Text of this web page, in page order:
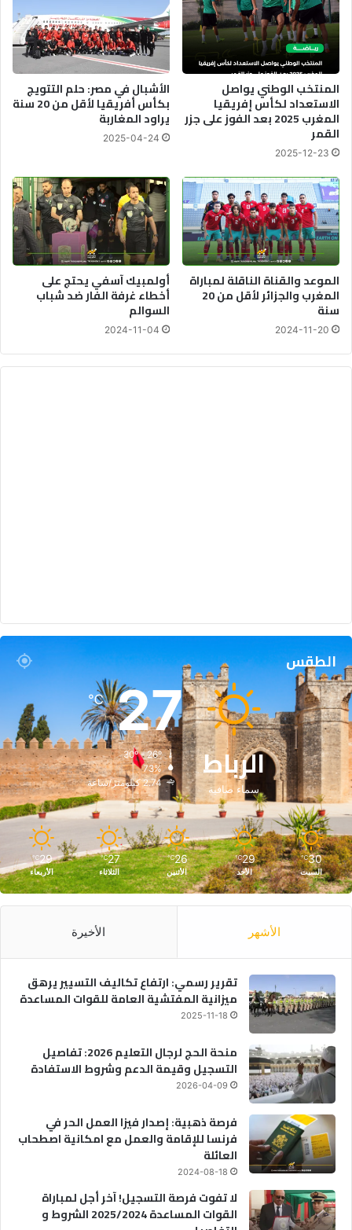
المنتخب الوطني يواصل
الاستعداد لكأس إفريقيا
المغرب 2025 بعد الفوز على جزر
القمر
2025-12-23
الأشبال في مصر: حلم التتويج
بكأس أفريقيا لأقل من 20 سنة
يراود المغاربة
2025-04-24
الموعد والقناة الناقلة لمباراة
المغرب والجزائر لأقل من 20
سنة
2024-11-20
أولمبيك آسفي يحتج على
أخطاء غرفة الفار ضد شباب
السوالم
2024-11-04
الطقس
الرباط
سماء صافية
27
℃
30º - 26º
73%
2.74 كيلومتر/ساعة
30
℃
السبت
29
℃
الأحد
26
℃
الأثنين
27
℃
الثلاثاء
29
℃
الأربعاء
الأشهر الأخيرة
تقرير رسمي: ارتفاع تكاليف التسيير يرهق
ميزانية المفتشية العامة للقوات المساعدة
2025-11-18
منحة الحج لرجال التعليم 2026: تفاصيل
التسجيل وقيمة الدعم وشروط الاستفادة
2026-04-09
فرصة ذهبية: إصدار فيزا العمل الحر في
فرنسا للإقامة والعمل مع امكانية اصطحاب
العائلة
2024-08-18
لا تفوت فرصة التسجيل! آخر أجل لمباراة
القوات المساعدة 2025/2024 الشروط و